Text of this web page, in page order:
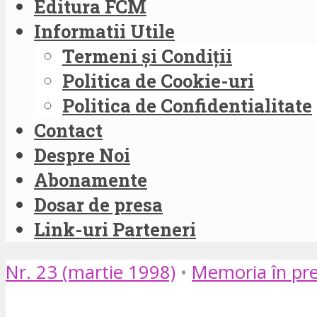
Editura FCM
Informatii Utile
Termeni și Condiții
Politica de Cookie-uri
Politica de Confidentialitate
Contact
Despre Noi
Abonamente
Dosar de presa
Link-uri Parteneri
Nr. 23 (martie 1998) • Memoria în